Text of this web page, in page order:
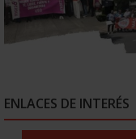
ENLACES DE INTERÉS